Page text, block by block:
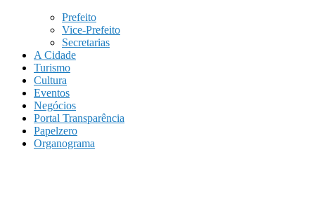
Prefeito
Vice-Prefeito
Secretarias
A Cidade
Turismo
Cultura
Eventos
Negócios
Portal Transparência
Papelzero
Organograma